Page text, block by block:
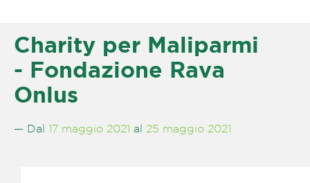
Charity per Maliparmi
- Fondazione Rava
Onlus
— Dal 17 maggio 2021 al 25 maggio 2021